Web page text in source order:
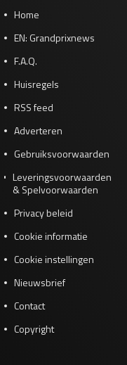
Home
EN: Grandprixnews
F.A.Q.
Huisregels
RSS feed
Adverteren
Gebruiksvoorwaarden
Leveringsvoorwaarden
& Spelvoorwaarden
Privacy beleid
Cookie informatie
Cookie instellingen
Nieuwsbrief
Contact
Copyright